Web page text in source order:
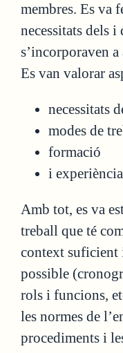
membres. Es va
necessitats dels i
s’incorporaven
Es van valorar
necessitats
modes de
formació
i
Amb tot, es va
treball que té
context suficient
possible
rols i funcions,
les normes de
procediments i